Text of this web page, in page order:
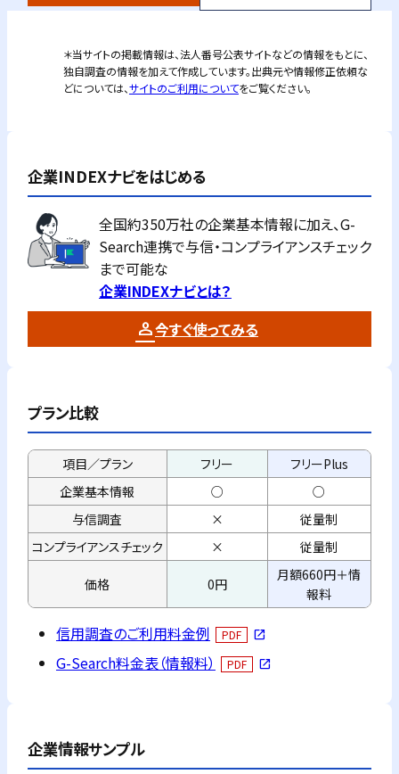
＊当サイトの掲載情報は、法人番号公表サイトなどの情報をもとに、
独自調査の情報を加えて作成しています。出典元や情報修正依頼な
どについては、サイトのご利用についてをご覧ください。
企業INDEXナビをはじめる
全国約350万社の企業基本情報に加え、G-
Search連携で与信・コンプライアンスチェック
まで可能な
企業INDEXナビとは？
今すぐ使ってみる
プラン比較
項目／プラン フリー
フリーPlus
企業基本情報
○
○
与信調査
×
従量制
コンプライアンスチェック × 従量制
価格 0円
月額660円＋情
報料
信用調査のご利用料金例 PDF open_in_new
G-Search料金表（情報料） PDF open_in_new
企業情報サンプル